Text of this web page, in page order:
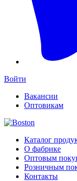
Войти
Вакансии
Оптовикам
Каталог
О фабрике
Оптовым
Розничным
Контакты